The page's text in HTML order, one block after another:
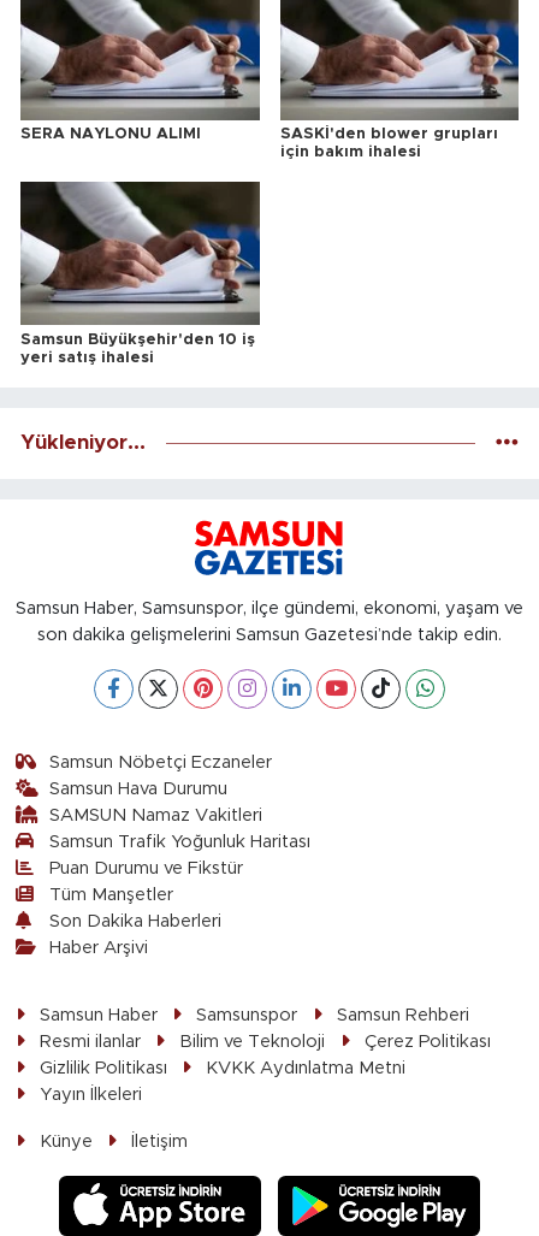
SERA NAYLONU ALIMI
SASKİ'den blower grupları
için bakım ihalesi
Samsun Büyükşehir'den 10 iş
yeri satış ihalesi
Yükleniyor...
Samsun Haber, Samsunspor, ilçe gündemi, ekonomi, yaşam ve
son dakika gelişmelerini Samsun Gazetesi’nde takip edin.
Samsun Nöbetçi Eczaneler
Samsun Hava Durumu
SAMSUN Namaz Vakitleri
Samsun Trafik Yoğunluk Haritası
Puan Durumu ve Fikstür
Tüm Manşetler
Son Dakika Haberleri
Haber Arşivi
Samsun Haber Samsunspor
Samsun Rehberi
Resmi ilanlar
Bilim ve Teknoloji
Çerez Politikası
Gizlilik Politikası
KVKK Aydınlatma Metni
Yayın İlkeleri
Künye İletişim